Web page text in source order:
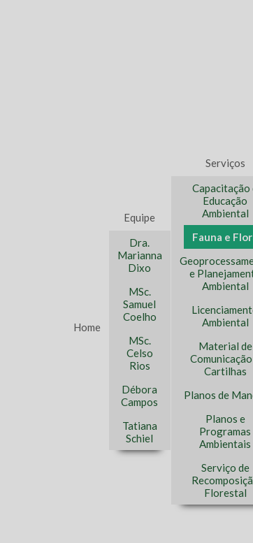
Home
Equipe
Dra.
Marianna
Dixo
MSc.
Samuel
Coelho
MSc.
Celso
Rios
Débora
Campos
Tatiana
Schiel
Serviços
Capacitação
Educação
Ambiental
Fauna e
e
Ambiental
Ambiental
Material de
Cartilhas
Planos de
Planos e
Programas
Ambientais
Serviço de
Florestal